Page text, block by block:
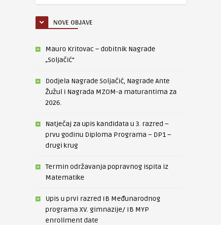
NOVE OBJAVE
Mauro Kritovac – dobitnik Nagrade
„Soljačić“
Dodjela Nagrade Soljačić, Nagrade Ante
Žužul i Nagrada MZOM-a maturantima za
2026.
Natječaj za upis kandidata u 3. razred –
prvu godinu Diploma Programa – DP1 –
drugi krug
Termin održavanja popravnog ispita iz
Matematike
Upis u prvi razred IB Međunarodnog
programa XV. gimnazije/ IB MYP
enrollment date